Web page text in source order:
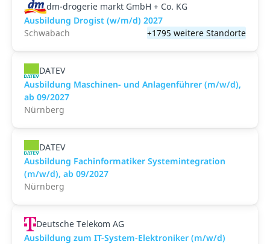
dm-drogerie markt GmbH + Co. KG
Ausbildung Drogist (w/m/d) 2027
Schwabach
+1795 weitere Standorte
DATEV
Ausbildung Maschinen- und Anlagenführer (m/w/d),
ab 09/2027
Nürnberg
DATEV
Ausbildung Fachinformatiker Systemintegration
(m/w/d), ab 09/2027
Nürnberg
Deutsche Telekom AG
Ausbildung zum IT-System-Elektroniker (m/w/d)